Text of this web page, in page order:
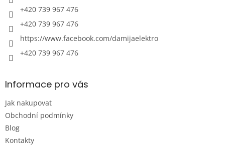
+420 739 967 476
+420 739 967 476
https://www.facebook.com/damijaelektro
+420 739 967 476
Informace pro vás
Jak nakupovat
Obchodní podmínky
Blog
Kontakty